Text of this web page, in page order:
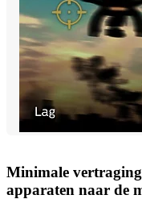
Minimale
apparaten naar de